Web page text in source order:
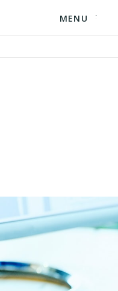
MENU